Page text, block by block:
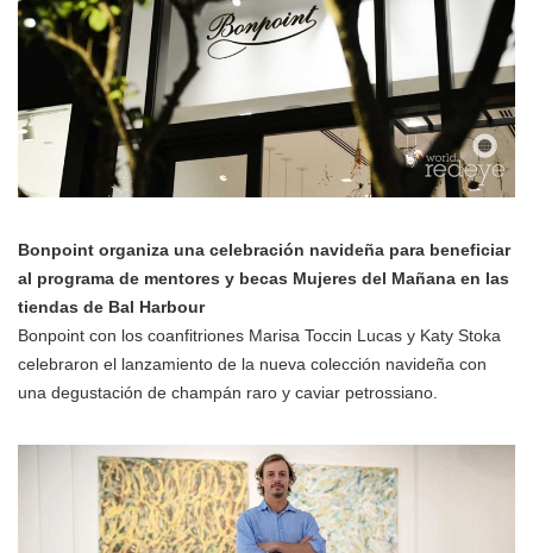
Bonpoint organiza una celebración navideña para beneficiar
al programa de mentores y becas Mujeres del Mañana en las
tiendas de Bal Harbour
Bonpoint con los coanfitriones Marisa Toccin Lucas y Katy Stoka
celebraron el lanzamiento de la nueva colección navideña con
una degustación de champán raro y caviar petrossiano.